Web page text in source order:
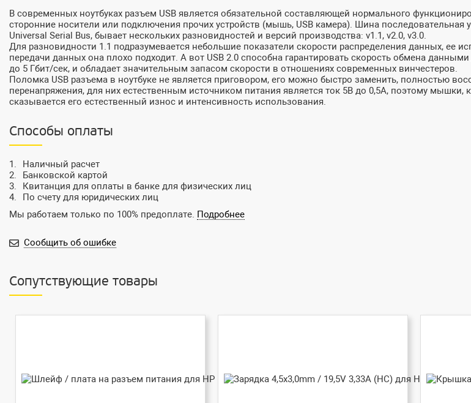
В современных ноутбуках разъем USB является обязательной составляющей нормального
сторонние носители или подключения прочих устройств (мышь, USB камера). Шина последовательная
Universal Serial Bus, бывает нескольких разновидностей и версий производства: v1.1, v2.0, v3.0.
Для разновидности 1.1 подразумевается небольшие показатели скорости распределения данных, ее
передачи данных она плохо подходит. А вот USB 2.0 способна гарантировать скорость обмена
до 5 Гбит/сек, и обладает значительным запасом скорости в отношениях современных винчестеров.
Поломка USB разъема в ноутбуке не является приговором, его можно быстро заменить, полностью
перенапряжения, для них естественным источником питания является ток 5В до 0,5А, поэтому
сказывается его естественный износ и интенсивность использования.
Способы оплаты
Наличный расчет
Банковской картой
Квитанция для оплаты в банке для физических лиц
По счету для юридических лиц
Мы работаем только по 100% предоплате. Подробнее
Сообщить об ошибке
Сопутствующие товары